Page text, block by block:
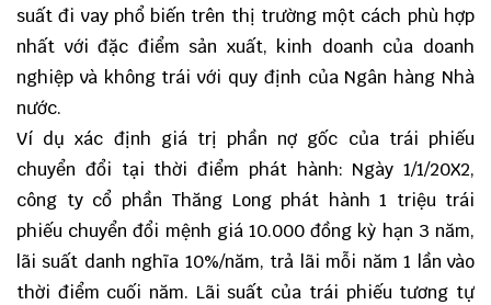
suất đi vay phổ biến trên thị trường một cách phù hợp
nhất với đặc điểm sản xuất, kinh doanh của doanh
nghiệp và không trái với quy định của Ngân hàng Nhà
nước.
Ví dụ xác định giá trị phần nợ gốc của trái phiếu
chuyển đổi tại thời điểm phát hành: Ngày 1/1/20X2,
công ty cổ phần Thăng Long phát hành 1 triệu trái
phiếu chuyển đổi mệnh giá 10.000 đồng kỳ hạn 3 năm,
lãi suất danh nghĩa 10%/năm, trả lãi mỗi năm 1 lần vào
thời điểm cuối năm. Lãi suất của trái phiếu tương tự